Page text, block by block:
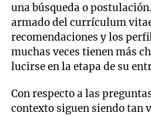
una búsqueda o
armado del currículum
recomendaciones y los
muchas veces tienen más
lucirse en la etapa de su
Con respecto a las
contexto siguen siendo tan